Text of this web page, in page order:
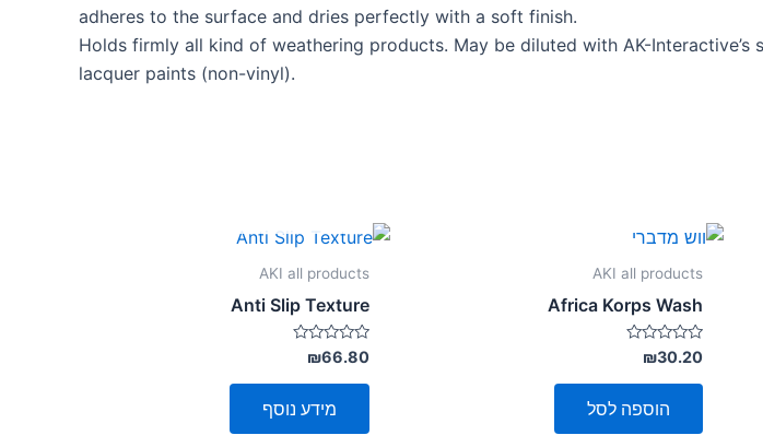
adheres to the surface and dries perfectly with a soft finish.
Holds firmly all kind of weathering products. May be diluted with AK-
lacquer paints (non-vinyl).
AKI all products
Africa Korps Wash
דורג
0
מתוך
₪30.20
הוספה לסל
AKI all products
Anti Slip Texture
דורג
0
מתוך
₪66.80
מידע נוסף